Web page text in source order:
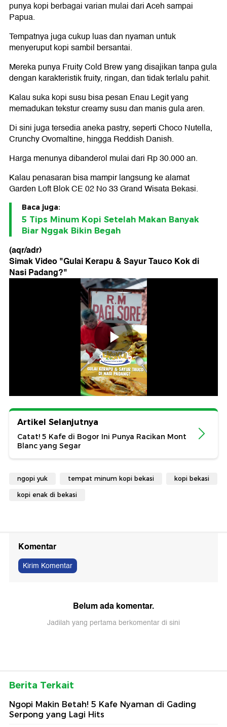
punya kopi berbagai varian mulai dari Aceh sampai
Papua.
Tempatnya juga cukup luas dan nyaman untuk
menyeruput kopi sambil bersantai.
Mereka punya Fruity Cold Brew yang disajikan tanpa gula
dengan karakteristik fruity, ringan, dan tidak terlalu pahit.
Kalau suka kopi susu bisa pesan Enau Legit yang
memadukan tekstur creamy susu dan manis gula aren.
Di sini juga tersedia aneka pastry, seperti Choco Nutella,
Crunchy Ovomaltine, hingga Reddish Danish.
Harga menunya dibanderol mulai dari Rp 30.000 an.
Kalau penasaran bisa mampir langsung ke alamat
Garden Loft Blok CE 02 No 33 Grand Wisata Bekasi.
Baca juga:
5 Tips Minum Kopi Setelah Makan Banyak
Biar Nggak Bikin Begah
(aqr/adr)
Simak Video "Gulai Kerapu & Sayur Tauco Kok di
Nasi Padang?"
Artikel Selanjutnya
Catat! 5 Kafe di Bogor Ini Punya Racikan Mont
Blanc yang Segar
ngopi yuk tempat minum kopi bekasi kopi bekasi
kopi enak di bekasi
Komentar
Kirim Komentar
Belum ada komentar.
Jadilah yang pertama berkomentar di sini
Berita Terkait
Ngopi Makin Betah! 5 Kafe Nyaman di Gading
Serpong yang Lagi Hits